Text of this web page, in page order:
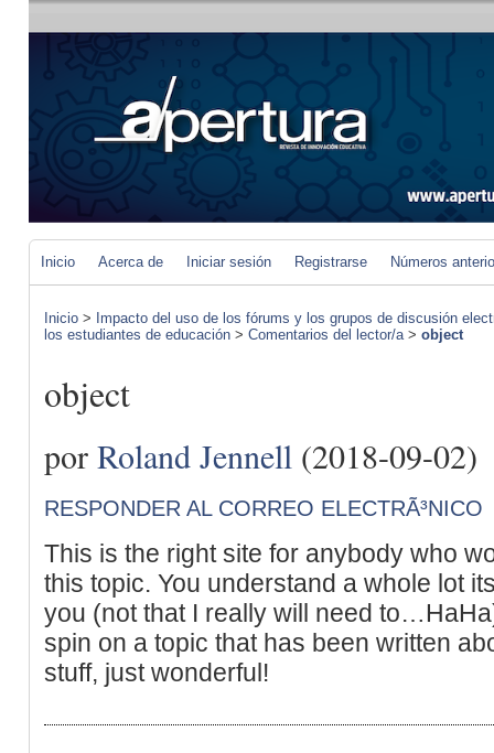
Inicio Acerca de Iniciar sesión Registrarse Números
Inicio > Impacto del uso de los fórums y los grupos de discusión
los estudiantes de educación > Comentarios del lector/a> object
object
por Roland Jennell (2018-09-02)
RESPONDER AL CORREO ELECTRÃ³NICO
This is the right site for anybody who
this topic. You understand a whole lot
you (not that I really will need
spin on a topic that has been written
stuff, just wonderful!